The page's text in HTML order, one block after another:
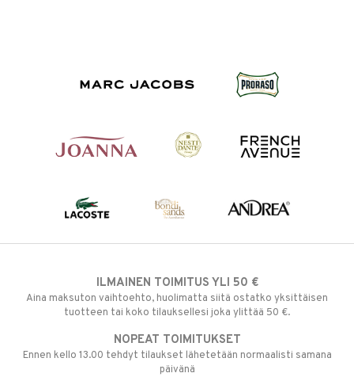
ILMAINEN TOIMITUS YLI 50 €
Aina maksuton vaihtoehto, huolimatta siitä ostatko yksittäisen
tuotteen tai koko tilauksellesi joka ylittää 50 €.
NOPEAT TOIMITUKSET
Ennen kello 13.00 tehdyt tilaukset lähetetään normaalisti samana
päivänä